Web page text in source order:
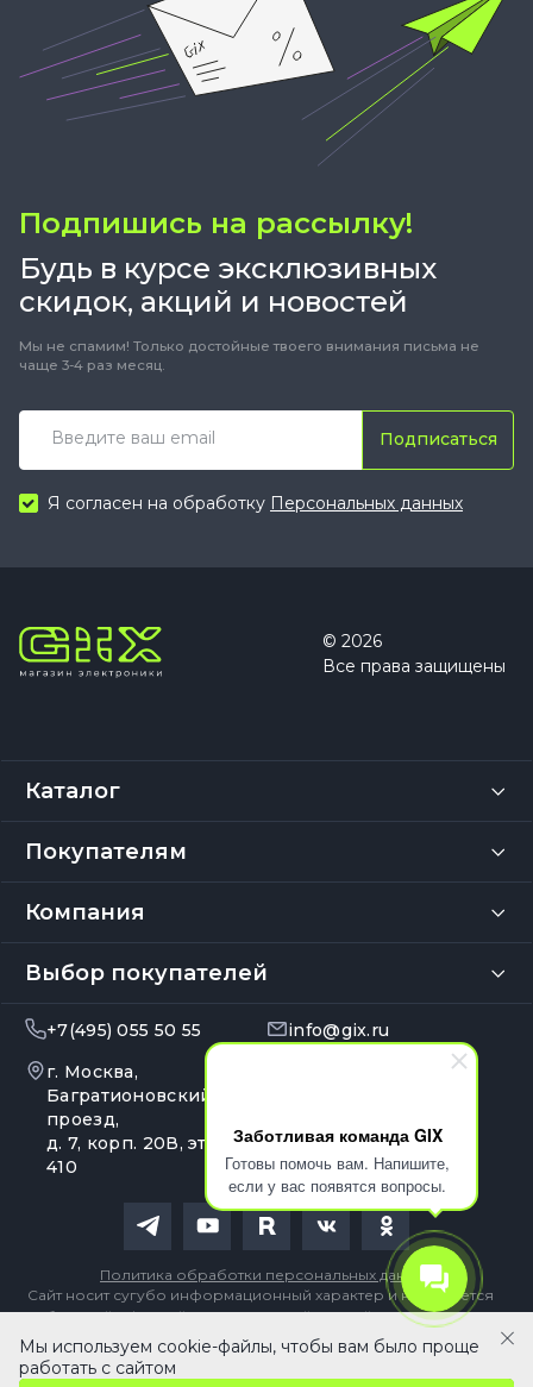
Заботливая команда GIX
Готовы помочь вам. Напишите,
если у вас появятся вопросы.
Подпишись на рассылку!
Будь в курсе эксклюзивных
скидок, акций и новостей
Мы не спамим! Только достойные твоего внимания письма не
чаще 3-4 раз месяц.
Подписаться
Я согласен на обработку Персональных данных
© 2026
Все права защищены
Каталог
Покупателям
Компания
Выбор покупателей
+7(495) 055 50 55
info@gix.ru
г. Москва,
Багратионовский
проезд,
д. 7, корп. 20В, эт. 4, оф.
410
Сайт носит сугубо информационный характер и не является
публичной офертой, определяемой Статьей 437 (2) ГК РФ
Политика обработки персональных данных
490 ₽ В корзину
Мы используем cookie-файлы, чтобы вам было проще
работать с сайтом